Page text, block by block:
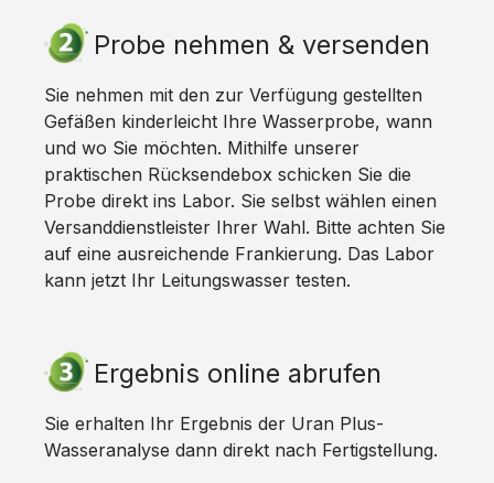
Probe nehmen & versenden
Sie nehmen mit den zur Verfügung gestellten
Gefäßen kinderleicht Ihre Wasserprobe, wann
und wo Sie möchten. Mithilfe unserer
praktischen Rücksendebox schicken Sie die
Probe direkt ins Labor. Sie selbst wählen einen
Versanddienstleister Ihrer Wahl. Bitte achten Sie
auf eine ausreichende Frankierung. Das Labor
kann jetzt Ihr Leitungswasser testen.
Ergebnis online abrufen
Sie erhalten Ihr Ergebnis der Uran Plus-
Wasseranalyse dann direkt nach Fertigstellung.